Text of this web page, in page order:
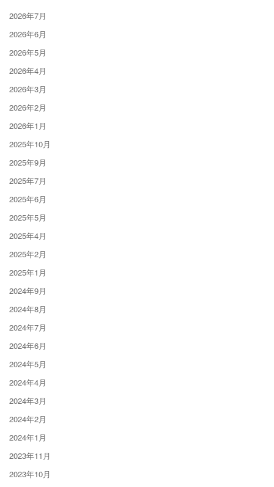
2026年7月
2026年6月
2026年5月
2026年4月
2026年3月
2026年2月
2026年1月
2025年10月
2025年9月
2025年7月
2025年6月
2025年5月
2025年4月
2025年2月
2025年1月
2024年9月
2024年8月
2024年7月
2024年6月
2024年5月
2024年4月
2024年3月
2024年2月
2024年1月
2023年11月
2023年10月